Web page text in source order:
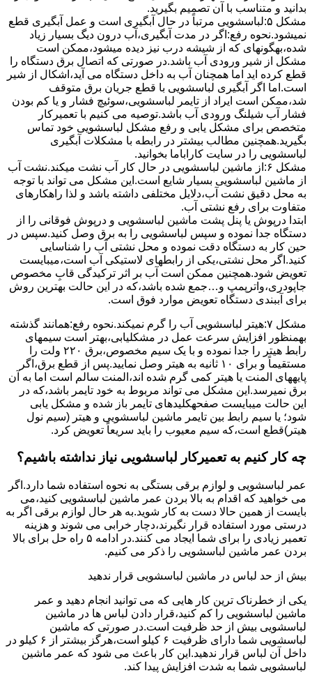
بدانید و متناسب با آن تصمیم بگیرید.
مشکل ۵:لباسشویی مرتباً در ﺣﺎل آﺑﮕﯿﺮی اﺳﺖ و ﻋﻤﻞ آﺑﮕﯿﺮی ﻗﻄﻊ
نمیشود.نحوه رﻓﻊ:اﮔﺮ در ﻣﺪت آﺑﮕﯿﺮی،آب درون دﯾﮓ ﺑﺴﯿﺎر زﯾﺎد
ﺷﺪه،بهگونهای ﮐﻪ از ﺷﯿﺸﻪ درب ﻧﯿﺰ دﯾﺪه میشود،ممکن است
مشکل از شیر ورودی آب باشد.در صورتی که اتصال برق دستگاه را
قطع کرده اید اما همچنان آب به داخل دستگاه می آید،اشکال از شیر
است.اما اگر آبگیری لباسشویی با قطع جریان برق متوقف
شد،ممکن است ایراد از تایمر لباسشویی،سوئیچ فشار و یا کم بودن
فشار آب شیلنگ ورودی آب باشد.توصیه می کنیم با تعمیرکار
متخصص برای مشکل یابی و رفع مشکل لباسشویی خود تماس
بگیرید.همچنین مطالب بیشتر در رابطه با مشکلات آبگیری
لباسشویی را در سایت کاراباما بخوانید.
مشکل ۶:از ﻣﺎﺷﯿﻦ لباسشویی در ﺣﺎل ﮐﺎر آب ﻧﺸﺖ میکند.نشت آب
از ماشین لباسشویی بسیار شایع است.این مشکل می تواند با توجه
به محل دقیق نشت آب،دلایل مختلفی داشته باشد و لذا راهکارهای
متفاوت برای رفع نشتی آب.
ابتدا درپوش یا پنل ﭘﺸﺖ ﻣﺎﺷﯿﻦ لباسشویی و درپوش ﻓﻮﻗﺎﻧﯽ را از
دستگاه ﺟﺪا ﻧﻤﻮده و ﺳﭙﺲ لباسشویی را ﺑﻪ ﺑﺮق وصل ﮐﻨﯿﺪ.سپس در
حین کار به دستگاه دقت نموده و ﻣﺤﻞ نشتی آب را ﺷﻨﺎﺳﺎﯾﯽ
کنید.اﮔﺮ ﻣﺤﻞ نشتی،ﯾﮑﯽ از رابطهای ﻻﺳﺘﯿﮑﯽ آب اﺳﺖ،میبایست
ﺗﻌﻮﯾﺾ شود.همچنین ﻣﻤﮑﻦ اﺳﺖ آب بر اثر ﺗﺮﮐﯿﺪﮔﯽ قابِ ﻣﺨﺼﻮص
ﺟﺎﭘﻮدری،واترپمپ و…جمع شده ﺑﺎﺷﺪ،ﮐﻪ در این حالت بهترین روش
برای آببندی دستگاه ﺗﻌﻮﯾﺾ ﻣﻮارد ﻓﻮق اﺳﺖ.
مشکل ۷:ﻫﯿﺘﺮ لباسشویی آب را ﮔﺮم نمیکند.نحوه رﻓﻊ:ﻫﻤﺎﻧﻨﺪ ﮔﺬﺷﺘﻪ
بهمنظور اﻓﺰاﯾﺶ ﺳﺮﻋﺖ ﻋﻤﻞ در مشکلیابی،بهتر است سیمهای
راﺑﻂ ﻫﯿﺘﺮ را ﺟﺪا ﻧﻤﻮده و ﺑﺎ ﯾﮏ ﺳﯿﻢ ﻣﺨﺼﻮص،برق ۲۲۰ ولت را
مستقیماً و برای ۱۰ ﺛﺎﻧﯿﻪ ﺑﻪ ﻫﯿﺘﺮ وصل نمایید.ﭘﺲ از ﻗﻄﻊ ﺑﺮق،اﮔﺮ
پایههای اﻟﻤﻨﺖ یا هیتر کمی ﮔﺮم ﺷﺪه اند،اﻟﻤﻨﺖ ﺳﺎﻟﻢ است اما ﺑﻪ آن
ﺑﺮق نمیرسد.اﯾﻦ ﻣﺸﮑﻞ می تواند مربوط به ﺧﻮد ﺗﺎﯾﻤﺮ باشد،ﮐﻪ در
این حالت میبایست صفحهکلیدهای ﺗﺎﯾﻤﺮ باز شده و مشکل یابی
شود؛ ﯾﺎ ﺳﯿﻢ راﺑﻂ ﺑﯿﻦ ﺗﺎﯾﻤﺮ ماشین لباسشویی و ﻫﯿﺘﺮ (سیم ﻧﻮل
ﻫﯿﺘﺮ)ﻗﻄﻊ اﺳﺖ،ﮐﻪ ﺳﯿﻢ ﻣﻌﯿﻮب را ﺑﺎﯾﺪ سریعاً ﺗﻌﻮﯾﺾ کرد.
چه کار کنیم به تعمیرکار لباسشویی نیاز نداشته باشیم؟
عمر لباسشویی و لوازم برقی بستگی به نحوه استفاده شما دارد.اگر
می خواهید که اقدام به بالا بردن عمر ماشین لباسشویی کنید،می
بایست از همین حالا دست به کار شوید.به هر حال لوازم برقی اگر به
درستی مورد استفاده قرار نگیرند،دچار خرابی می شوند و هزینه
تعمیر زیادی را برای شما ایجاد می کنند.در ادامه ۵ راه حل برای بالا
بردن عمر ماشین لباسشویی را ذکر می کنیم.
بیش از حد لباس در ماشین لباسشویی قرار ندهید
یکی از خطرناک ترین کار هایی که می توانید انجام دهید و عمر
ماشین لباسشویی را کم کنید،قرار دادن لباس ها در ماشین
لباسشویی بیش از حد ظرفیت است.در صورتی که ماشین
لباسشویی شما دارای ظرفیت ۶ کیلو است،هرگز بیشتر از ۶ کیلو در
داخل آن لباس قرار ندهید.این کار باعث می شود که عمر ماشین
لباسشویی شما به شدت افزایش پیدا کند.